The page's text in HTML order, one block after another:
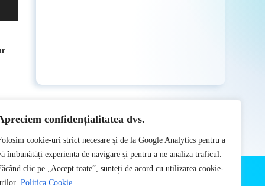
confidențialitatea dvs.
cookie-uri strict necesare și de la Google Analytics pentru a
îmbunătăți experiența de navigare și pentru a ne analiza traficul.
clic pe „Accept toate”, sunteți de acord cu utilizarea cookie-
Politica Cookie